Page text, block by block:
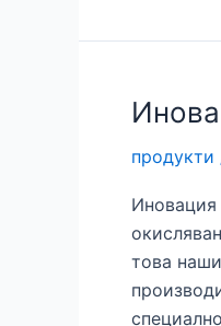
карбид:
с
висока
якост
трудни
продукти
Иновация
това
специално